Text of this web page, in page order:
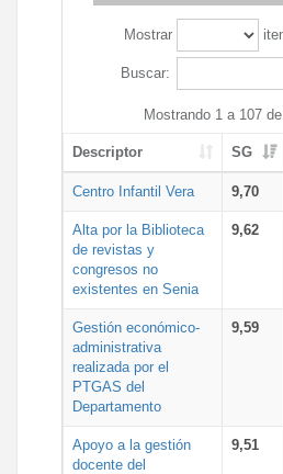
Mostrar
Buscar:
Mostrando 1 a 107
Descriptor SG
Centro Infantil Vera 9,70
Alta por la Biblioteca
de revistas y
congresos no
existentes en Senia
9,62
Gestión económico-
administrativa
realizada por el
PTGAS del
Departamento
9,59
Apoyo a la gestión
docente del
9,51